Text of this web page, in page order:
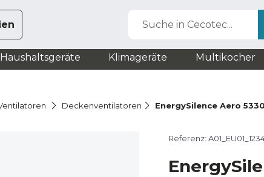
Suche in Cecotec...
Haushaltsgeräte Klimageräte Multikocher
Deckenventilatoren EnergySilence Aero
Referenz: